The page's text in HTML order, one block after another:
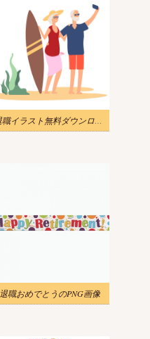
退職イラスト無料ダウンロード
退職おめでとうのPNG画像